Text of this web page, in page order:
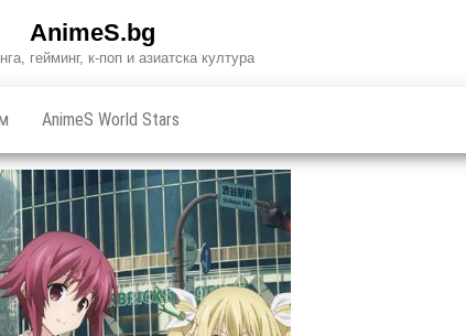
AnimeS.bg
гейминг, к-поп и азиатска култура
AnimeS World Stars